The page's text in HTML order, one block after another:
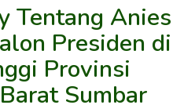
Tentang Anies
Presiden di
Provinsi
Sumbar